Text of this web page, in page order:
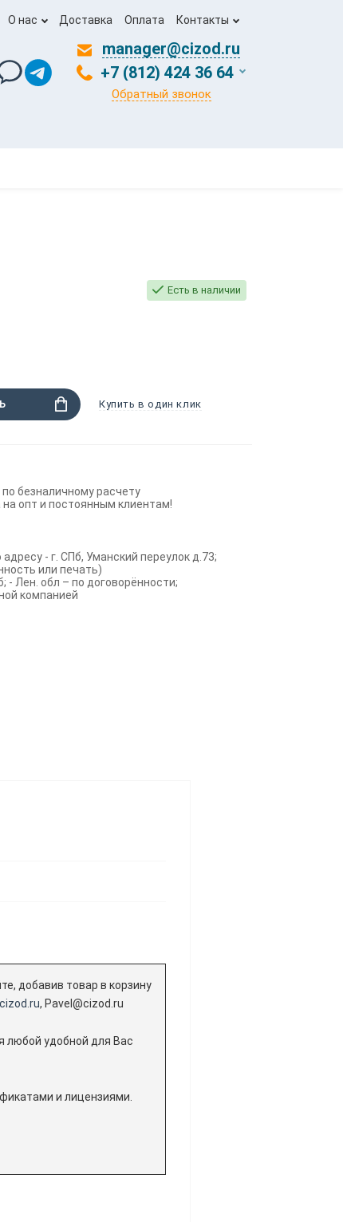
О нас Доставка Оплата Контакты
manager@cizod.ru
+7 (812) 424 36 64
Обратный звонок
Есть в наличии
Купить в один клик
безналичному расчету
опт и постоянным клиентам!
- г. СПб, Уманский переулок д.73;
или печать)
- Лен. обл – по договорённости;
компанией
добавив товар в корзину
, Pavel@cizod.ru
любой удобной для Вас
и лицензиями.